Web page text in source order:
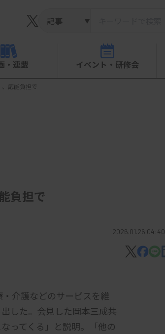
▼
・連載 イベント・研修会
応能負担で
負担で
2026.01.26 04:40
介護などのサービスを維
した。会見した岡本三成共
ってくる」と説明。「他の